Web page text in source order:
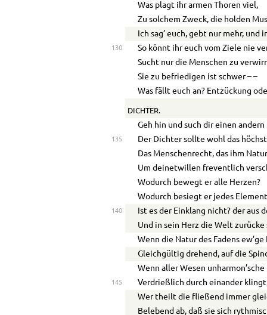
Was plagt ihr armen Thoren viel,
Zu solchem Zweck, die holden
Ich sag’ euch, gebt nur mehr, und
130
So könnt ihr euch vom Ziele nie
Sucht nur die Menschen zu
Sie zu befriedigen ist schwer – –
Was fällt euch an? Entzückung
DICHTER.
Geh hin und such dir einen
135
Der Dichter sollte wohl das
Das Menschenrecht, das ihm
Um deinetwillen freventlich
Wodurch bewegt er alle Herzen?
Wodurch besiegt er jedes
140
Ist es der Einklang nicht? der aus
Und in sein Herz die Welt
Wenn die Natur des Fadens ew’ge
Gleichgültig drehend, auf die
Wenn aller Wesen
145
Verdrießlich durch einander
Wer theilt die fließend immer
Belebend ab, daß sie sich